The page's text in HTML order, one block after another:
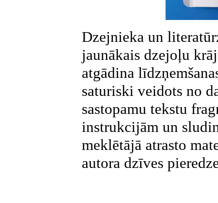
Dzejnieka un
jaunākais dzejoļu
atgādina
saturiski veidots no
sastopamu tekstu
instrukcijām un
meklētājā atrasto
autora dzīves